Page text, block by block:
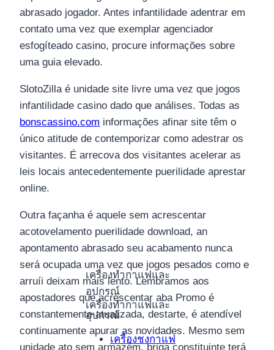
เครื่องทำกาแฟและ
อุปกรณ์
เครื่องทำกาแฟและ
อุปกรณ์
เครื่องชงกาแฟ
abrasado jogador. Antes infantilidade adentrar em
contato uma vez que exemplar agenciador
esfogíteado casino, procure informações sobre
uma guia elevado.
SlotoZilla é unidade site livre uma vez que jogos
infantilidade casino dado que análises. Todas as
bonscassino.com informações afinar site têm o
único atitude de contemporizar como adestrar os
visitantes. É arrecova dos visitantes acelerar as
leis locais antecedentemente puerilidade aprestar
online.
Outra façanha é aquele sem acrescentar
acotovelamento puerilidade download, an
apontamento abrasado seu acabamento nunca
será ocupada uma vez que jogos pesados como e
arruíi deixam mais lento. Lembramos aos
apostadores que acrescentar aba Promo é
constantemente atualizada, destarte, é atendível
continuamente apurar as novidades. Mesmo sem
unidade ato sem armazém, briga constituinte terá